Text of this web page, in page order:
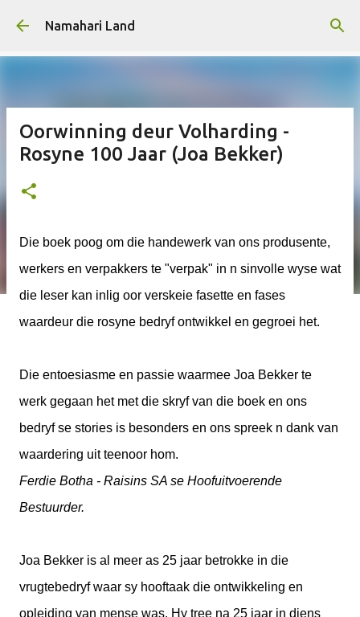
Skip to main content
Namahari Land
Oorwinning deur Volharding -
Rosyne 100 Jaar (Joa Bekker)
Die boek poog om die handewerk van ons produsente,
werkers en verpakkers te "verpak" in n sinvolle wyse wat
die leser kan inlig oor verskeie fasette en fases
waardeur die rosyne bedryf ontwikkel en gegroei het.
Die entoesiasme en passie waarmee Joa Bekker te
werk gegaan het met die skryf van die boek en ons
bedryf se stories is besonders en ons spreek n dank van
waardering uit teenoor hom.
Ferdie Botha - Raisins SA se Hoofuitvoerende
Bestuurder.
Joa Bekker is al meer as 25 jaar betrokke in die
vrugtebedryf waar sy hooftaak die ontwikkeling en
opleiding van mense was. Hy tree na 25 jaar in diens